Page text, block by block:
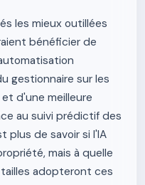
les mieux outillées
bénéficier de
gestionnaire sur les
d'une meilleure
au suivi prédictif des
plus de savoir si l'IA
mais à quelle
adopteront ces